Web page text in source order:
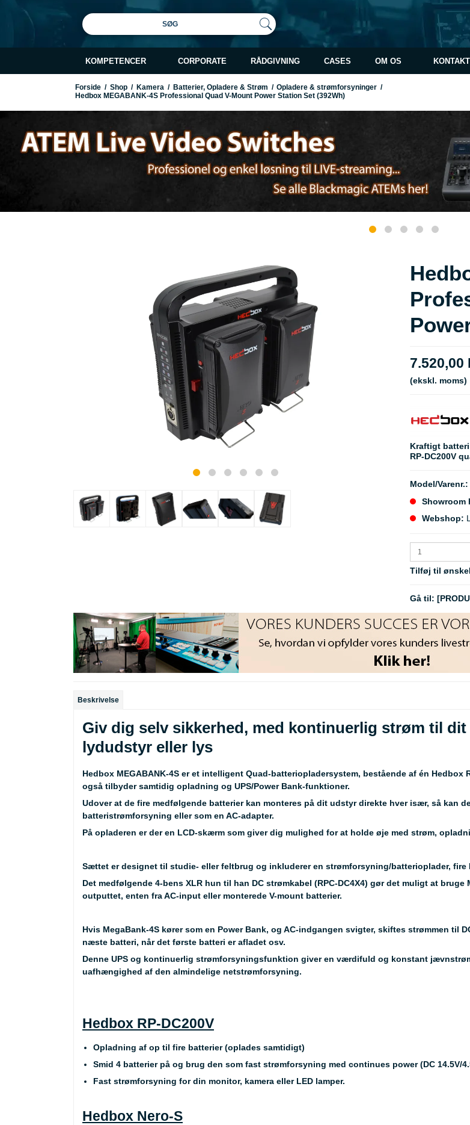
SØG
KOMPETENCER CORPORATE RÅDGIVNING CASES OM OS KONTAKT
Forside / Shop / Kamera / Batterier, Opladere & Strøm / Opladere & strømforsyninger /
Hedbox MEGABANK-4S Professional Quad V-Mount Power Station Set (392Wh)
7.520,00
(ekskl. moms)
Kraftigt
RP-DC200V
Model/Varenr.:
Showroom
Webshop:
Tilføj til
Gå til:
Beskrivelse
Giv dig selv sikkerhed, med kontinuerlig strøm til
lydudstyr eller lys
Hedbox MEGABANK-4S er et intelligent Quad-batteriopladersystem, bestående af én Hedbox
også tilbyder samtidig opladning og UPS/Power Bank-funktioner.
Udover at de fire medfølgende batterier kan monteres på dit udstyr direkte hver især, så kan
batteristrømforsyning eller som en AC-adapter.
På opladeren er der en LCD-skærm som giver dig mulighed for at holde øje med strøm,
Sættet er designet til studie- eller feltbrug og inkluderer en strømforsyning/batterioplader, fire
Det medfølgende 4-bens XLR hun til han DC strømkabel (RPC-DC4X4) gør det muligt at bruge
outputtet, enten fra AC-input eller monterede V-mount batterier.
Hvis MegaBank-4S kører som en Power Bank, og AC-indgangen svigter, skiftes strømmen
næste batteri, når det første batteri er afladet osv.
Denne UPS og kontinuerlig strømforsyningsfunktion giver en værdifuld og konstant
uafhængighed af den almindelige netstrømforsyning.
Hedbox RP-DC200V
Opladning af op til fire batterier (oplades samtidigt)
Smid 4 batterier på og brug den som fast strømforsyning med continues power (DC 14.5V/
Fast strømforsyning for din monitor, kamera eller LED lamper.
Hedbox Nero-S